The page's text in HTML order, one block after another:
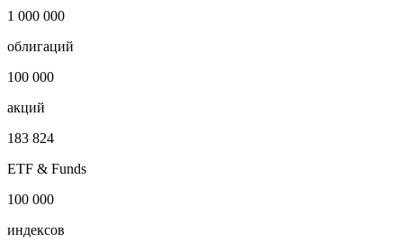
1 000 000
облигаций
100 000
акций
183 824
ETF & Funds
100 000
индексов